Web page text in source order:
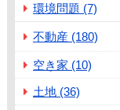
環境問題 (7)
不動産 (180)
空き家 (10)
土地 (36)